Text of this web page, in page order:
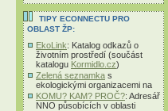
TIPY ECONNECTU PRO
OBLAST ŽP:
EkoLink: Katalog odkazů o
životním prostředí (součást
katalogu Kormidlo.cz)
Zelená seznamka s
ekologickými organizacemi na
KOMU? KAM? PROČ?: Adresář
NNO působících v oblasti